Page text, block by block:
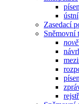
ústní
Zasedací
Sněmovní